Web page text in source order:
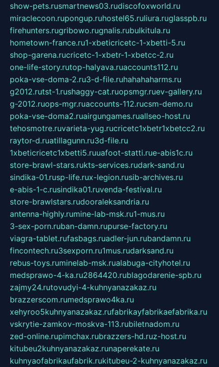
show-pets.rusmartnews03.rudiscofoxworld.ru
miraclecoon.rupongup.ruhostel65.ruliura.ruglasspb.ru
firehunters.rugribowo.rugnalis.rubulkitula.ru
hometown-france.ru1-xbeticricetc-1-xbetti-5.ru
shop-garena.rucricetc-1-xbetr-1-xbetcc-2.ru
one-life-story.rutop-halyava.ruaccounts112.ru
poka-vse-doma-2.ru3-d-file.ruhahahaharms.ru
g2012.rutst-1.rushaggy-cat.ruopsmgr.ruev-gallery.ru
g-2012.ruops-mgr.ruaccounts-112.rucsm-demo.ru
poka-vse-doma2.ruairgungames.ruallseo-host.ru
tehosmotre.ruvarieta-yug.rucricetc1xbetr1xbetcc2.ru
raytor-d.ruatillagunn.ru3d-file.ru
1xbeticricetc1xbetti5.ruuafoot-statti.rue-abis1c.ru
store-brawl-stars.rukts-services.rudark-sand.ru
sindika-01.rusp-life.rux-legion.rusib-archives.ru
e-abis-1-c.rusindika01.ruvenda-festival.ru
store-brawlstars.rudooraleksandria.ru
antenna-highly.rumine-lab-msk.ru1-mus.ru
3-sex-porn.ruban-damn.rupurse-factory.ru
viagra-tablet.rufasbags.ruadler-jun.rubandamn.ru
fincontech.ru3sexporn.ru1mus.rudarksand.ru
rebus-toys.ruminelab-msk.rualabuga-cityhotel.ru
medsprawo-4-ka.ru2864420.rublagodarenie-spb.ru
zajmy24.rutovudyi-4-kuhnyanazakaz.ru
brazzerscom.rumedsprawo4ka.ru
xehyroo5kuhnyanazakaz.rufabrikayfabrikaefabrika.ru
vskrytie-zamkov-moskva-113.rubiletnadom.ru
zed-online.rupimchax.rubrazzers-hd.ruz-host.ru
kitubeu2kuhnyanazakaz.runaperekate.ru
kuhnyaofabrikaufabrik.rukitubeu-2-kuhnyanazakaz.ru